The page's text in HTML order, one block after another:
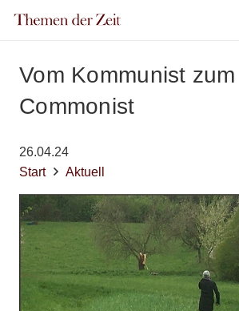
Vom Kommunist zum
Commonist
26.04.24
Start
Aktuell